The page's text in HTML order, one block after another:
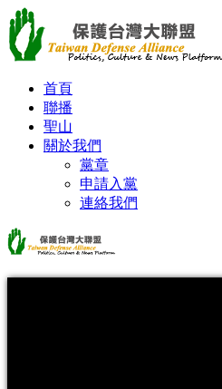
首頁
聯播
聖山
關於我們
黨章
申請入黨
連絡我們